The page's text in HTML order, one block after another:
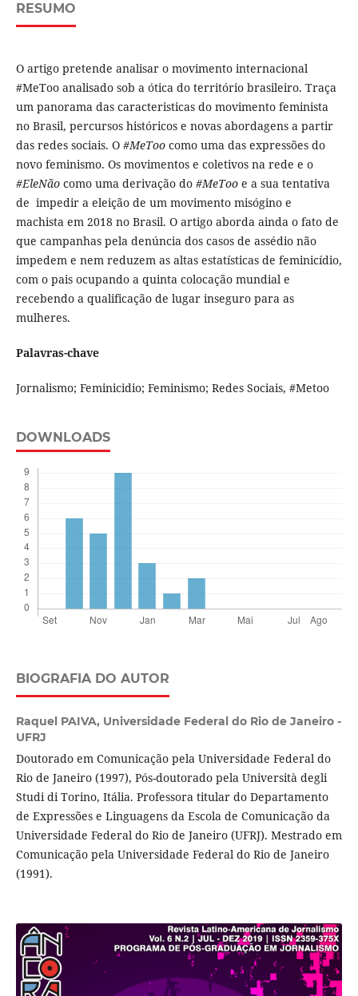
RESUMO
O artigo pretende analisar o movimento internacional
#MeToo analisado sob a ótica do território brasileiro. Traça
um panorama das caracteristicas do movimento feminista
no Brasil, percursos históricos e novas abordagens a partir
das redes sociais. O #MeToocomo uma das expressões do
novo feminismo. Os movimentos e coletivos na rede e o
#EleNãocomo uma derivação do #MeTooe a sua tentativa
de impedir a eleição de um movimento misógino e
machista em 2018 no Brasil. O artigo aborda ainda o fato de
que campanhas pela denúncia dos casos de assédio não
impedem e nem reduzem as altas estatísticas de feminicídio,
com o pais ocupando a quinta colocação mundial e
recebendo a qualificação de lugar inseguro para as
mulheres.
Palavras-chave
Jornalismo; Feminicidio; Feminismo; Redes Sociais, #Metoo
DOWNLOADS
BIOGRAFIA DO AUTOR
Raquel PAIVA, Universidade Federal do Rio de Janeiro -
UFRJ
Doutorado em Comunicação pela Universidade Federal do
Rio de Janeiro (1997), Pós-doutorado pela Università degli
Studi di Torino, Itália. Professora titular do Departamento
de Expressões e Linguagens da Escola de Comunicação da
Universidade Federal do Rio de Janeiro (UFRJ). Mestrado em
Comunicação pela Universidade Federal do Rio de Janeiro
(1991).